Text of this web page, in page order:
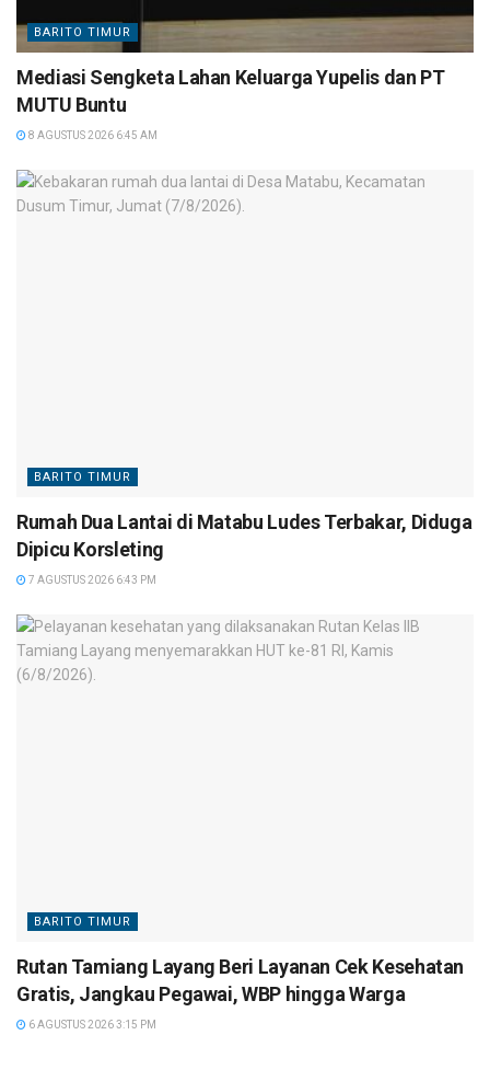
BARITO TIMUR
Mediasi Sengketa Lahan Keluarga Yupelis dan PT
MUTU Buntu
8 AGUSTUS 2026 6:45 AM
BARITO TIMUR
Rumah Dua Lantai di Matabu Ludes Terbakar, Diduga
Dipicu Korsleting
7 AGUSTUS 2026 6:43 PM
BARITO TIMUR
Rutan Tamiang Layang Beri Layanan Cek Kesehatan
Gratis, Jangkau Pegawai, WBP hingga Warga
6 AGUSTUS 2026 3:15 PM